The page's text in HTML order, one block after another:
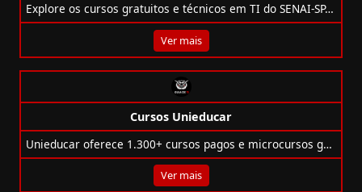
Explore os cursos gratuitos e técnicos em TI do SENAI-SP, como programação, IA, blockchain, segurança e redes, todos 100% online.
Ver mais
Cursos Unieducar
Unieducar oferece 1.300+ cursos pagos e microcursos gratuitos nas áreas de gestão, TI, idiomas e muito mais.
Ver mais